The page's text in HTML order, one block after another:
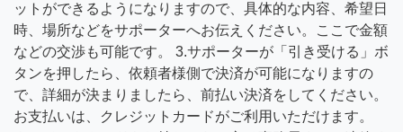
ットができるようになりますので、具体的な内容、希望日
時、場所などをサポーターへお伝えください。ここで金額
などの交渉も可能です。 3.サポーターが「引き受ける」ボ
タンを押したら、依頼者様側で決済が可能になりますの
で、詳細が決まりましたら、前払い決済をしてください。
お支払いは、クレジットカードがご利用いただけます。